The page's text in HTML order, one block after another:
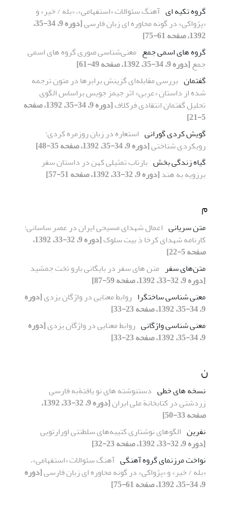
گروه تکیه ای آهنگ سئوالات «استفهامی»، «بله / خیر» و
«پژواکی» در گونه محاوره ای زبان فارسی
[دوره 9، 34-35،
1392، صفحه 61-75]
گروه های اسمی جمع معنی‌شناسی صوری گروه های اسمی
جمع[دوره 9، 34-35، 1392، صفحه 49-61]
گفتمان بررسی مقابله‌ای گزینش برابرها در متون ترجمه
شده از داستان «عربی» اثر جیمز جویس براساس الگوی
تحلیل گفتمان انتقادی فرکلاف
[دوره 9، 34-35، 1392، صفحه
5-21]
گویش کردی گورانی استعاره در زبان روزمره کردی:
رویکردی شناختی[دوره 9، 34-35، 1392، صفحه 35-48]
گیاه زندگی بخش بازتاب تمثیلی کهن در داستان سفر
برزویه به هند[دوره 9، 32-33، 1392، صفحه 51-57]
م
متن سریانی اعمال شهدای مسیحی ایران در عصر ساسانی:
کارنامه شهدای کرخا ذِ بیت سلوک
[دوره 9، 32-33، 1392،
صفحه 5-22]
متن‌های سفر متن های سفر در بایگانی بارو تخت جمشید
[دوره 9، 32-33، 1392، صفحه 59-87]
معنی شناسی ساختگرا روابط معنایی در واژگان یزدی[دوره
9، 34-35، 1392، صفحه 23-33]
معنی شناسی واژگانی روابط معنایی در واژگان یزدی[دوره
9، 34-35، 1392، صفحه 23-33]
ن
نسخه های خطی دستنوشته های نو یافتةبه فارسی
زردشتی در کتابخانة ملی ایران
[دوره 9، 32-33، 1392،
صفحه 33-50]
نفرین الگوهای نوشتاری کتیبه‌های سلطنتی اورارتویی
[دوره 9، 32-33، 1392، صفحه 23-32]
نواخت مرزنمای گروه آهنگی آهنگ سئوالات «استفهامی»،
«بله / خیر» و «پژواکی» در گونه محاوره ای زبان فارسی[دوره
9، 34-35، 1392، صفحه 61-75]